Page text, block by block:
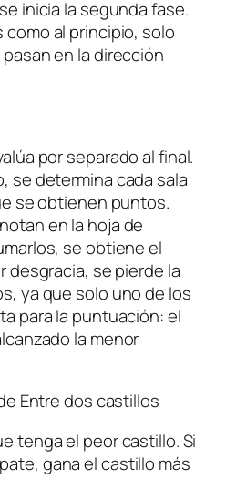
inicia la segunda fase.
como al principio, solo
en la dirección
por separado al final.
se determina cada sala
se obtienen puntos.
en la hoja de
se obtiene el
desgracia, se pierde la
ya que solo uno de los
para la puntuación: el
la menor
Entre dos castillos
tenga el peor castillo. Si
gana el castillo más